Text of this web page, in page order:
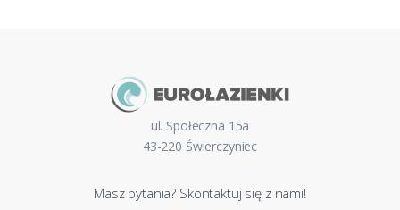
ul. Społeczna 15a
43-220 Świerczyniec
Masz pytania? Skontaktuj się z nami!